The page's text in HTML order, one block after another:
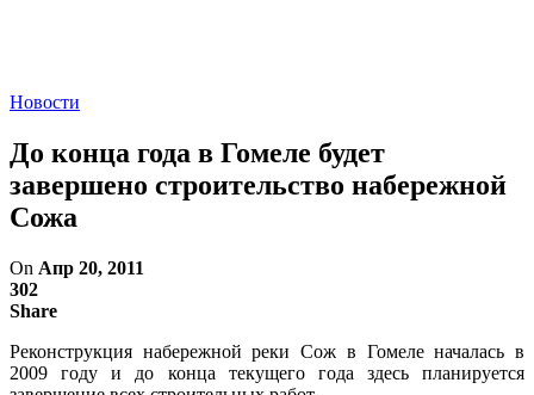
Новости
До конца года в Гомеле будет
завершено строительство набережной
Сожа
On Апр 20, 2011
302
Share
Реконструкция набережной реки Сож в Гомеле началась в
2009 году и до конца текущего года здесь планируется